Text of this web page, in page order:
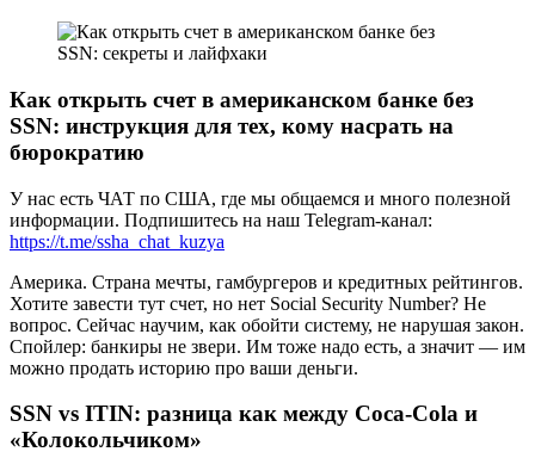
Как открыть счет в американском банке без
SSN: инструкция для тех, кому насрать на
бюрократию
У нас есть ЧАТ по США, где мы общаемся и много полезной
информации. Подпишитесь на наш Telegram-канал:
https://t.me/ssha_chat_kuzya
Америка. Страна мечты, гамбургеров и кредитных рейтингов.
Хотите завести тут счет, но нет Social Security Number? Не
вопрос. Сейчас научим, как обойти систему, не нарушая закон.
Спойлер: банкиры не звери. Им тоже надо есть, а значит — им
можно продать историю про ваши деньги.
SSN vs ITIN: разница как между Coca-Cola и
«Колокольчиком»